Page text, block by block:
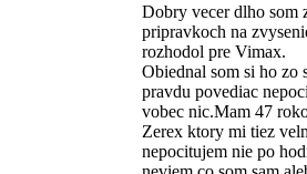
Dobry vecer dlho som
pripravkoch na
rozhodol pre Vimax.
Obiednal som si ho zo
pravdu povediac
vobec nic.Mam 47
Zerex ktory mi tiez
nepocitujem nie po